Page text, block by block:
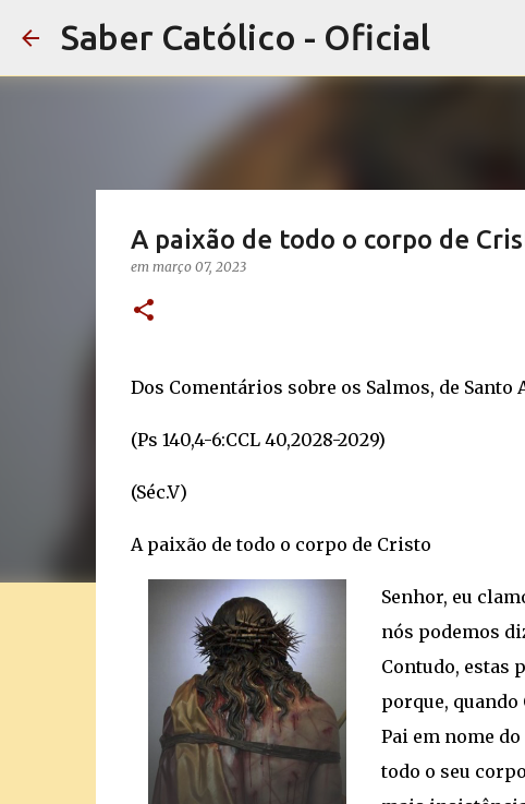
Saber Católico - Oficial
A paixão de todo o corpo de
em março 07, 2023
Dos Comentários sobre os Salmos, de Santo
(Ps 140,4-6:CCL 40,2028-2029)
(Séc.V)
A paixão de todo o corpo de Cristo
Senhor, eu
nós podemos
Contudo, estas
porque,
Pai em nome
todo o seu